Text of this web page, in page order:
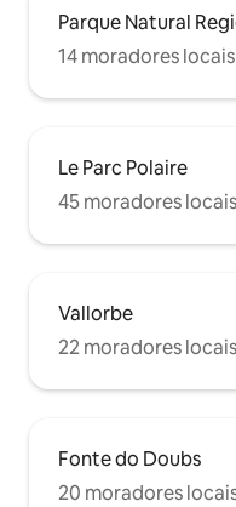
Parque Natural
14 moradores
Le Parc Polaire
45 moradores
Vallorbe
22 moradores
Fonte do Doubs
20 moradores